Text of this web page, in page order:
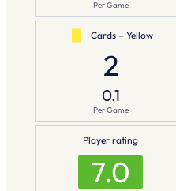
Per Game
Cards – Yellow
2
0.1
Per Game
Player rating
7.0